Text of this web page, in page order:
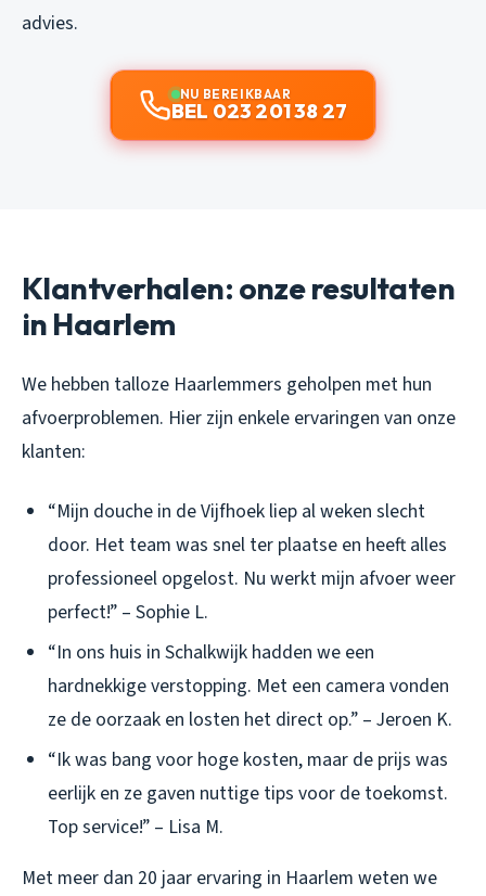
advies.
NU BEREIKBAAR
BEL 023 201 38 27
Klantverhalen: onze resultaten
in Haarlem
We hebben talloze Haarlemmers geholpen met hun
afvoerproblemen. Hier zijn enkele ervaringen van onze
klanten:
“Mijn douche in de Vijfhoek liep al weken slecht
door. Het team was snel ter plaatse en heeft alles
professioneel opgelost. Nu werkt mijn afvoer weer
perfect!” – Sophie L.
“In ons huis in Schalkwijk hadden we een
hardnekkige verstopping. Met een camera vonden
ze de oorzaak en losten het direct op.” – Jeroen K.
“Ik was bang voor hoge kosten, maar de prijs was
eerlijk en ze gaven nuttige tips voor de toekomst.
Top service!” – Lisa M.
Met meer dan 20 jaar ervaring in Haarlem weten we